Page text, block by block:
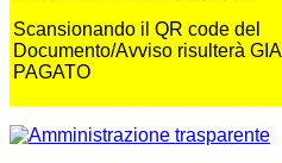
Scansionando il QR code del
Documento/Avviso risulterà GIA
PAGATO